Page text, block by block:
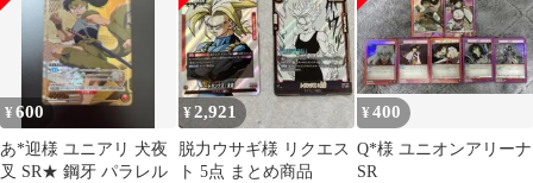
¥600
あ*迎様 ユニアリ 犬夜
叉 SR★ 鋼牙 パラレル
¥2,921
脱力ウサギ様 リクエス
ト 5点 まとめ商品
¥400
Q*︎様 ユニオンアリーナ
SR